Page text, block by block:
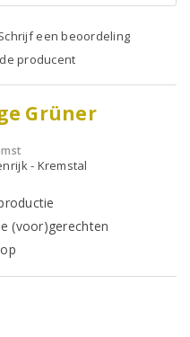
een beoordeling
producent
Grüner
- Kremstal
(voor)gerechten